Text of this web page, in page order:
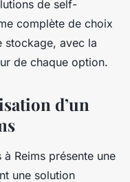
de self-
complète de choix
stockage, avec la
de chaque option.
d’un
Reims présente une
une solution